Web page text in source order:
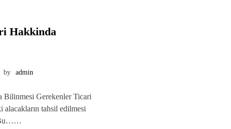
Hakkinda
by admin
Bilinmesi Gerekenler Ticari
alacakların tahsil edilmesi
Bu……